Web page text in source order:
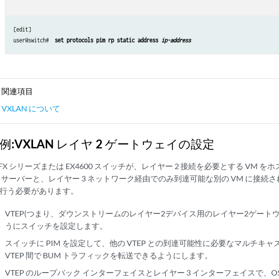
[edit]
user@switch# set protocols pim rp static address ip-address
関連項目
VXLAN について
例:VXLAN レイヤ 2 ゲートウェイの設定
シリーズまたは EX4600 スイッチが、レイヤー 2 接続を必要とする VM を
サーバーと、レイヤー 3 ネットワーク経由でのみ到達可能な別の VM に接続
う必要があります。
VTEP(つまり、ダウンストリームのレイヤー2デバイス用のレイヤー2ゲート
うにスイッチを設定します。
スイッチに PIM を設定して、他の VTEP との到達可能性に必要なマルチキャ
VTEP 間で BUM トラフィックを転送できるようにします。
VTEP のループバック インターフェイスとレイヤー 3 インターフェイスで、